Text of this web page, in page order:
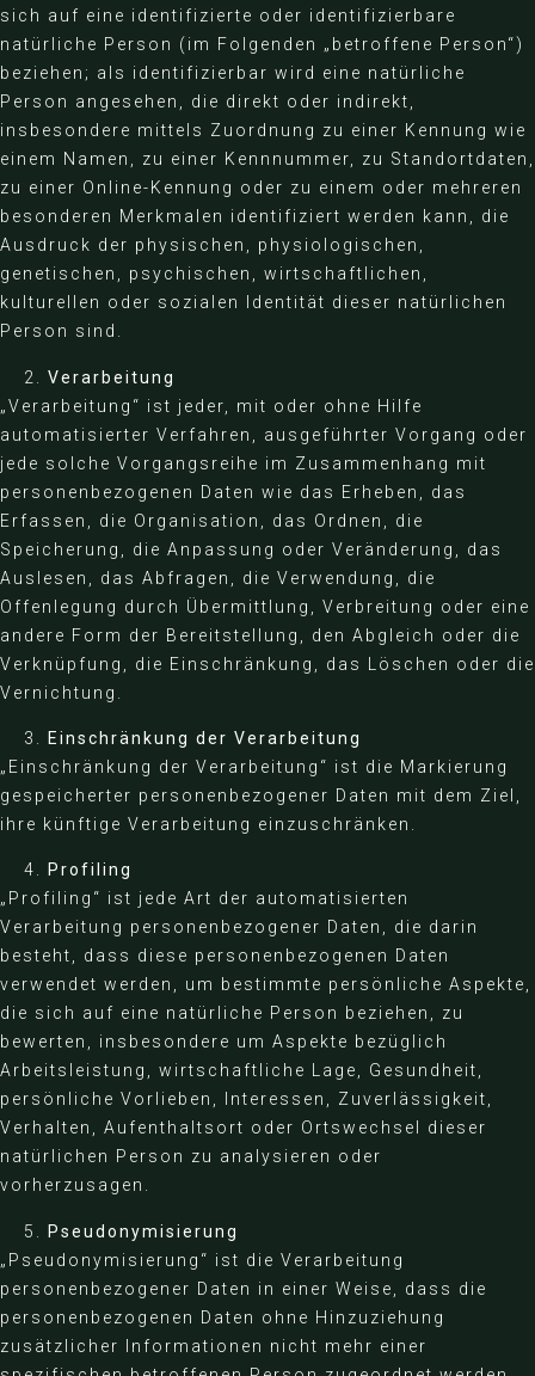
sich auf eine identifizierte oder identifizierbare
natürliche Person (im Folgenden „betroffene Person“)
beziehen; als identifizierbar wird eine natürliche
Person angesehen, die direkt oder indirekt,
insbesondere mittels Zuordnung zu einer Kennung wie
einem Namen, zu einer Kennnummer, zu Standortdaten,
zu einer Online-Kennung oder zu einem oder mehreren
besonderen Merkmalen identifiziert werden kann, die
Ausdruck der physischen, physiologischen,
genetischen, psychischen, wirtschaftlichen,
kulturellen oder sozialen Identität dieser natürlichen
Person sind.
Verarbeitung
„Verarbeitung“ ist jeder, mit oder ohne Hilfe
automatisierter Verfahren, ausgeführter Vorgang oder
jede solche Vorgangsreihe im Zusammenhang mit
personenbezogenen Daten wie das Erheben, das
Erfassen, die Organisation, das Ordnen, die
Speicherung, die Anpassung oder Veränderung, das
Auslesen, das Abfragen, die Verwendung, die
Offenlegung durch Übermittlung, Verbreitung oder eine
andere Form der Bereitstellung, den Abgleich oder die
Verknüpfung, die Einschränkung, das Löschen oder die
Vernichtung.
Einschränkung der Verarbeitung
„Einschränkung der Verarbeitung“ ist die Markierung
gespeicherter personenbezogener Daten mit dem Ziel,
ihre künftige Verarbeitung einzuschränken.
Profiling
„Profiling“ ist jede Art der automatisierten
Verarbeitung personenbezogener Daten, die darin
besteht, dass diese personenbezogenen Daten
verwendet werden, um bestimmte persönliche Aspekte,
die sich auf eine natürliche Person beziehen, zu
bewerten, insbesondere um Aspekte bezüglich
Arbeitsleistung, wirtschaftliche Lage, Gesundheit,
persönliche Vorlieben, Interessen, Zuverlässigkeit,
Verhalten, Aufenthaltsort oder Ortswechsel dieser
natürlichen Person zu analysieren oder
vorherzusagen.
Pseudonymisierung
„Pseudonymisierung“ ist die Verarbeitung
personenbezogener Daten in einer Weise, dass die
personenbezogenen Daten ohne Hinzuziehung
zusätzlicher Informationen nicht mehr einer